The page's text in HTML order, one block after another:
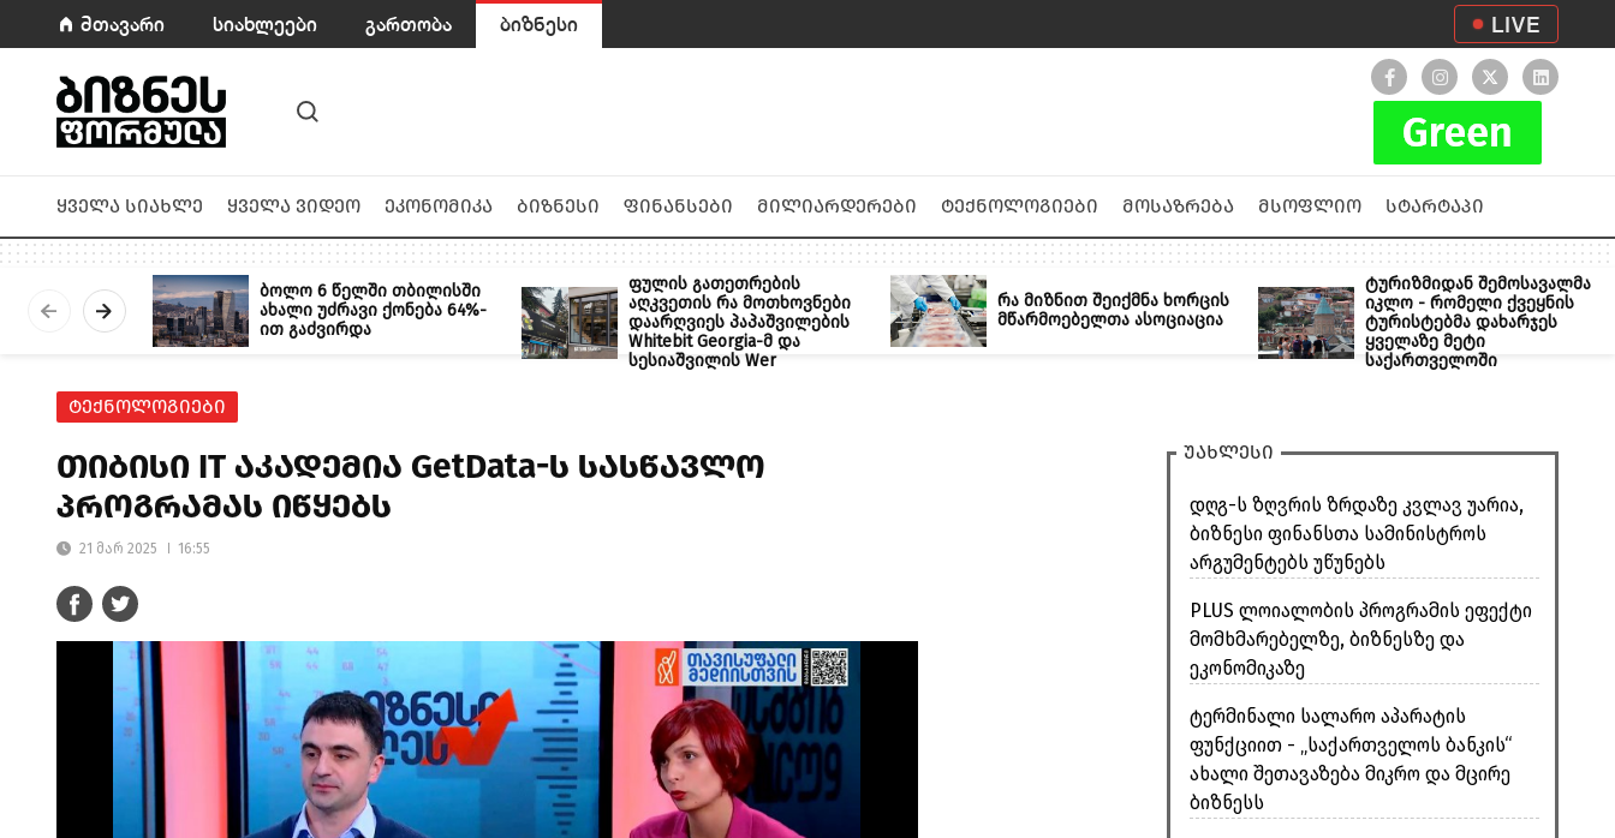
მთავარი სიახლეები გართობა ბიზნესი LIVE
ყველა სიახლე ყველა ვიდეო ეკონომიკა ბიზნესი ფინანსები მილიარდერები ტექნოლოგიები მოსაზრება მსოფლიო სტარტაპი
ბოლო 6 წელში თბილისში
ახალი უძრავი ქონება 64%-
ით გაძვირდა
ფულის გათეთრების
აღკვეთის რა მოთხოვნები
დაარღვიეს პაპაშვილების
Whitebit Georgia-მ და
სესიაშვილის Wer
რა მიზნით შეიქმნა ხორცის
მწარმოებელთა ასოციაცია
ტურიზმიდან შემოსავალმა
იკლო - რომელი ქვეყნის
ტურისტებმა დახარჯეს
ყველაზე მეტი
საქართველოში
ტექნოლოგიები
თიბისი IT აკადემია GetData-ს სასწავლო
პროგრამას იწყებს
21 მარ 2025 16:55
უახლესი
დღგ-ს ზღვრის ზრდაზე კვლავ უარია,
ბიზნესი ფინანსთა სამინისტროს
არგუმენტებს უწუნებს
PLUS ლოიალობის პროგრამის ეფექტი
მომხმარებელზე, ბიზნესზე და
ეკონომიკაზე
ტერმინალი სალარო აპარატის
ფუნქციით - „საქართველოს ბანკის“
ახალი შეთავაზება მიკრო და მცირე
ბიზნესს